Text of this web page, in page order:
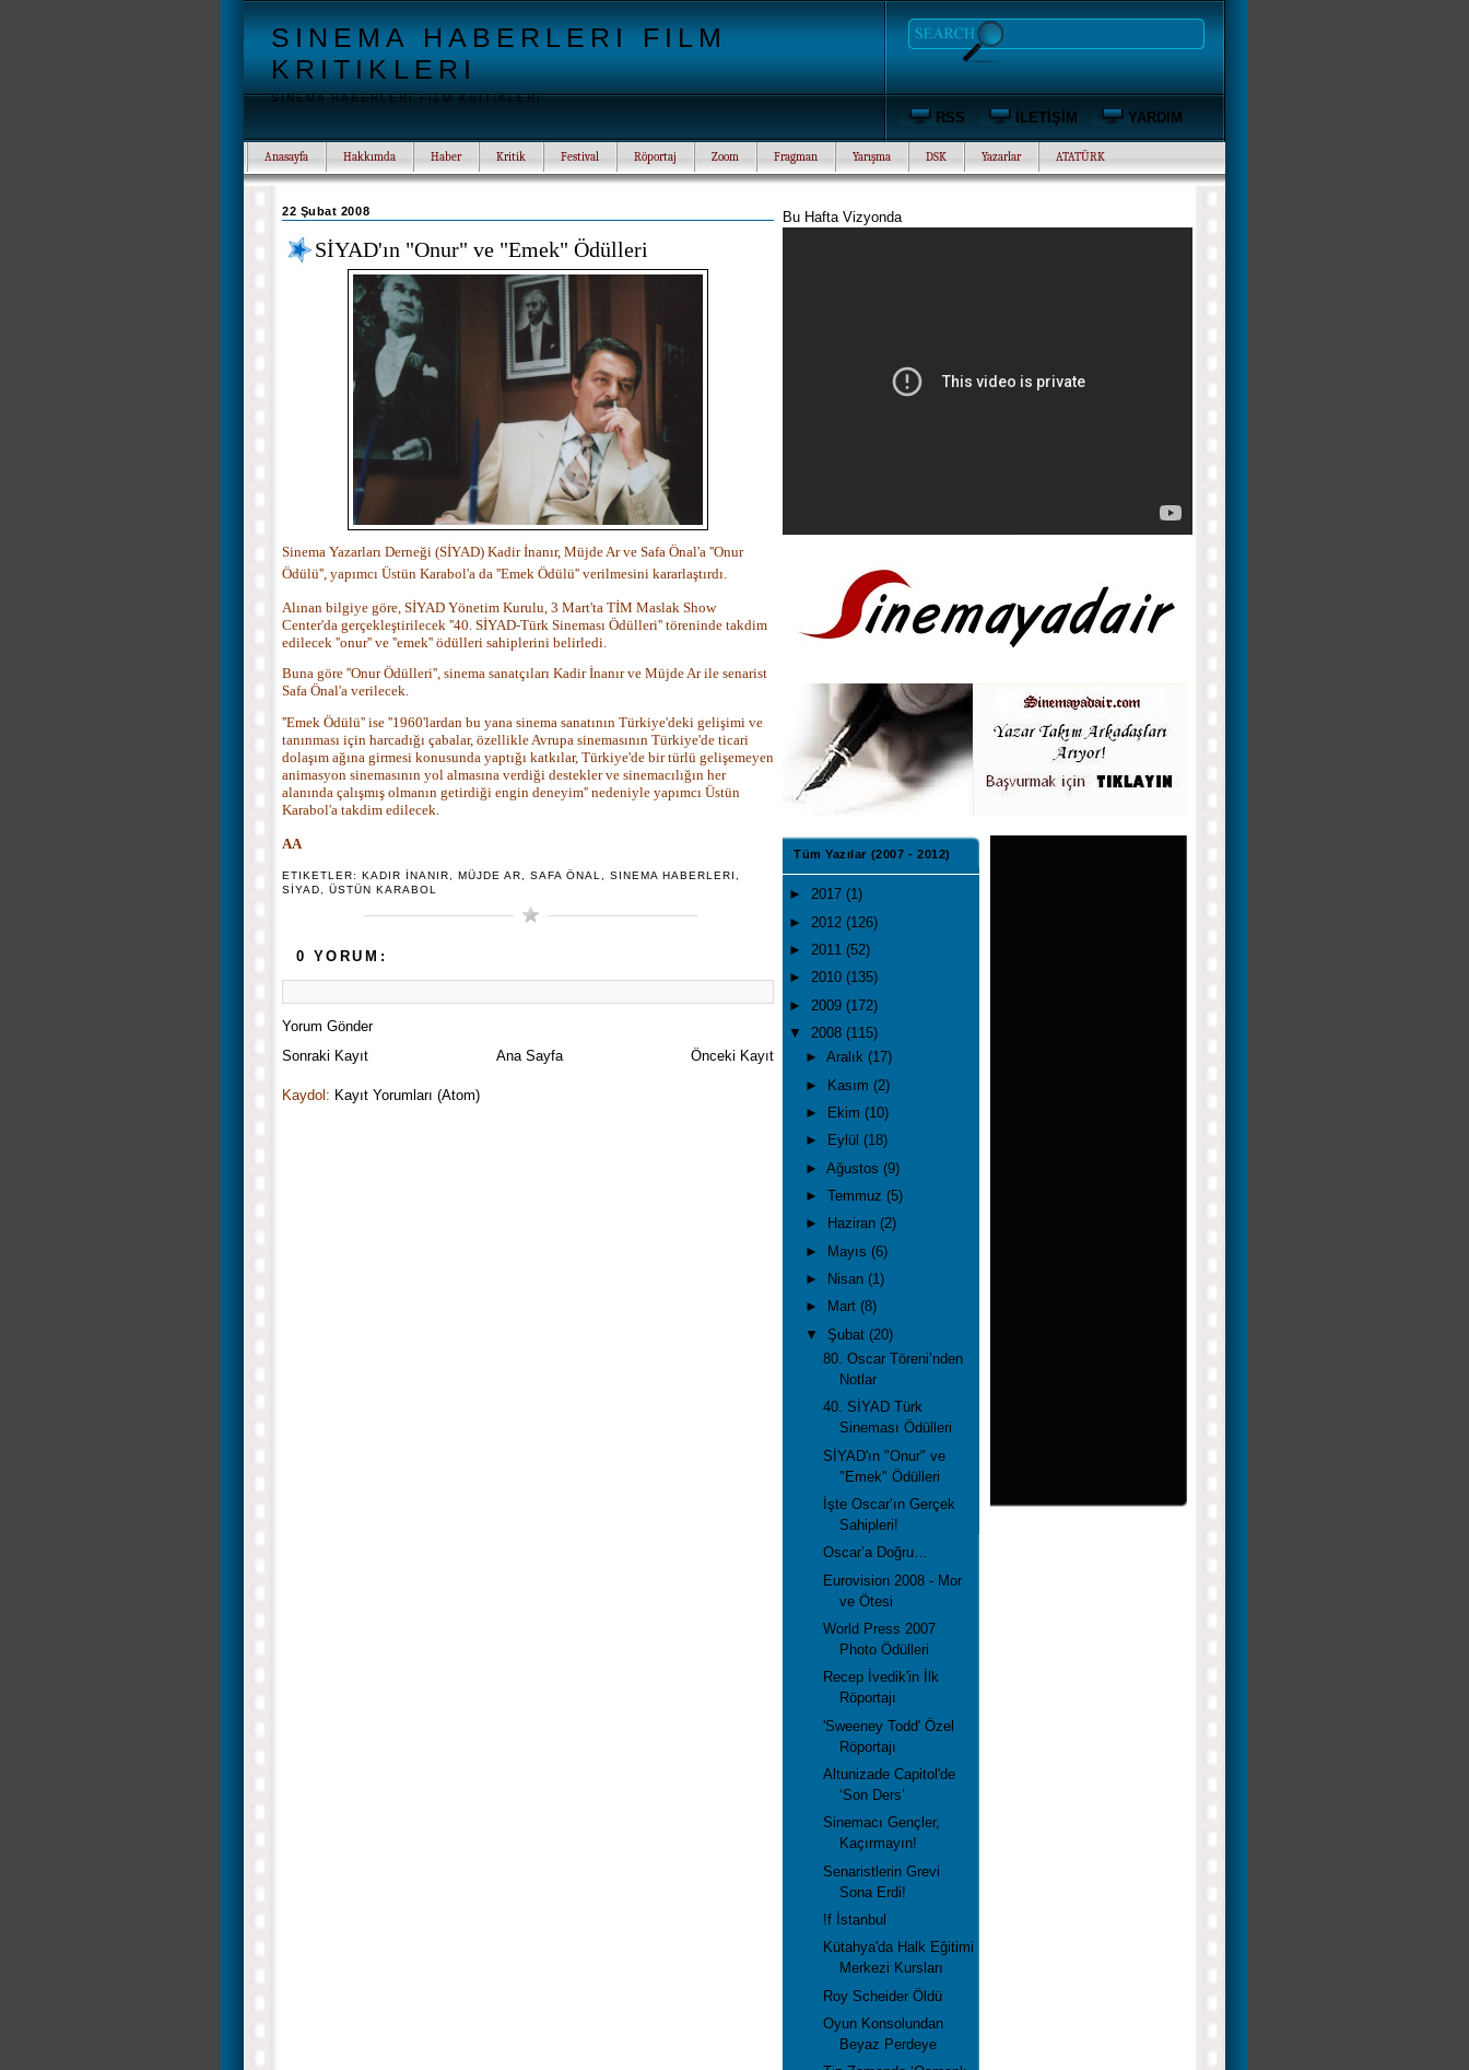
SINEMA HABERLERI FILM
KRITIKLERI
SINEMA HABERLERI FILM KRITIKLERI
RSS İLETİŞİM YARDIM
Anasayfa Hakkımda Haber Kritik Festival Röportaj Zoom Fragman Yarışma DSK Yazarlar ATATÜRK
22 Şubat 2008
SİYAD'ın "Onur" ve "Emek" Ödülleri
Sinema Yazarları Derneği (SİYAD) Kadir İnanır, Müjde Ar ve Safa Önal'a ''Onur
Ödülü'', yapımcı Üstün Karabol'a da ''Emek Ödülü'' verilmesini kararlaştırdı.
Alınan bilgiye göre, SİYAD Yönetim Kurulu, 3 Mart'ta TİM Maslak Show
Center'da gerçekleştirilecek ''40. SİYAD-Türk Sineması Ödülleri'' töreninde takdim
edilecek ''onur'' ve ''emek'' ödülleri sahiplerini belirledi.
Buna göre ''Onur Ödülleri'', sinema sanatçıları Kadir İnanır ve Müjde Ar ile senarist
Safa Önal'a verilecek.
''Emek Ödülü'' ise ''1960'lardan bu yana sinema sanatının Türkiye'deki gelişimi ve
tanınması için harcadığı çabalar, özellikleAvrupa sinemasının Türkiye'de ticari
dolaşım ağına girmesi konusunda yaptığı katkılar, Türkiye'de bir türlü gelişemeyen
animasyon sinemasının yol almasına verdiği destekler ve sinemacılığın her
alanında çalışmış olmanın getirdiği engin deneyim'' nedeniyle yapımcı Üstün
Karabol'a takdim edilecek.
AA
ETIKETLER: KADIR İNANIR, MÜJDE AR, SAFA ÖNAL, SINEMA HABERLERI ,
SİYAD, ÜSTÜN KARABOL
0 YORUM:
Yorum Gönder
Sonraki Kayıt
Önceki Kayıt
Ana Sayfa
Kaydol: Kayıt Yorumları (Atom)
Bu Hafta Vizyonda
Tüm Yazılar (2007 - 2012)
► 2017 (1)
► 2012 (126)
► 2011 (52)
► 2010 (135)
► 2009 (172)
▼ 2008 (115)
►Aralık(17)
► Kasım(2)
►
Ekim(10)
►
Eylül(18)
►Ağustos(9)
►Temmuz(5)
►
Haziran(2)
► Mayıs(6)
►
Nisan(1)
►
Mart(8)
▼Şubat(20)
80. Oscar Töreni’nden
Notlar
40. SİYAD Türk
Sineması Ödülleri
SİYAD'ın "Onur" ve
"Emek" Ödülleri
İşte Oscar’ın Gerçek
Sahipleri!
Oscar’a Doğru…
Eurovision 2008 - Mor
ve Ötesi
World Press 2007
Photo Ödülleri
Recep İvedik'in İlk
Röportajı
'Sweeney Todd' Özel
Röportajı
Altunizade Capitol'de
‘Son Ders’
Sinemacı Gençler,
Kaçırmayın!
Senaristlerin Grevi
Sona Erdi!
!f İstanbul
Kütahya'da Halk Eğitimi
Merkezi Kursları
Roy Scheider Öldü
Oyun Konsolundan
Beyaz Perdeye